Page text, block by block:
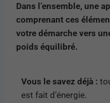
Dans l’ensemble, une
comprenant ces
votre démarche vers
poids équilibré.
Vous le savez déjà :
est fait d’énergie.